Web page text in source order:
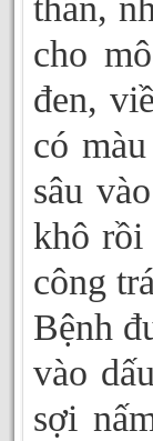
thân,
cho
đen,
có
sâu
khô rồi
công
Bệnh
vào
sợi